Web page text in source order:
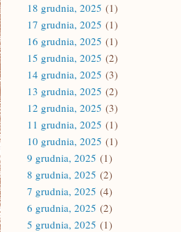
18 grudnia, 2025 (1)
17 grudnia, 2025 (1)
16 grudnia, 2025 (1)
15 grudnia, 2025 (2)
14 grudnia, 2025 (3)
13 grudnia, 2025 (2)
12 grudnia, 2025 (3)
11 grudnia, 2025 (1)
10 grudnia, 2025 (1)
9 grudnia, 2025 (1)
8 grudnia, 2025 (2)
7 grudnia, 2025 (4)
6 grudnia, 2025 (2)
5 grudnia, 2025 (1)